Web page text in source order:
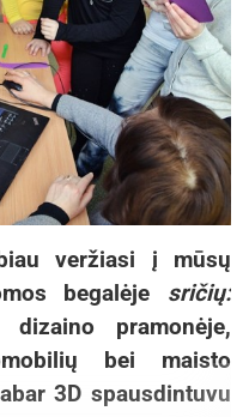
veržiasi į mūsų
begalėje sričių:
pramonėje,
bei maisto
3D spausdintuvu